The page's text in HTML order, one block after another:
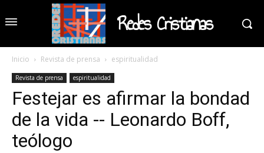
Redes Cristianas
Inicio Revista de prensa espiritualidad
Revista de prensa espiritualidad
Festejar es afirmar la bondad
de la vida -- Leonardo Boff,
teólogo